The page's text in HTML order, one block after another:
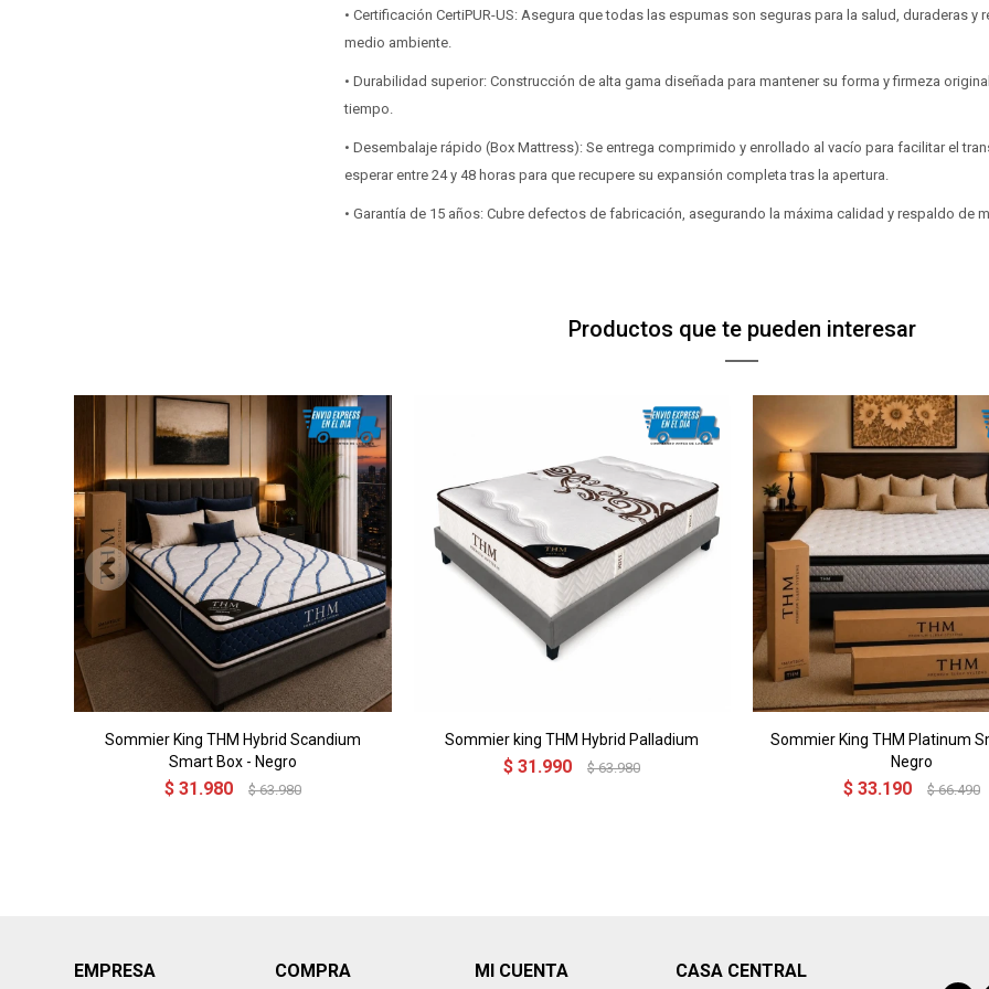
• Certificación CertiPUR-US: Asegura que todas las espumas son seguras para la salud, duraderas y
medio ambiente.
• Durabilidad superior: Construcción de alta gama diseñada para mantener su forma y firmeza
tiempo.
• Desembalaje rápido (Box Mattress): Se entrega comprimido y enrollado al vacío para facilitar el
esperar entre 24 y 48 horas para que recupere su expansión completa tras la apertura.
• Garantía de 15 años: Cubre defectos de fabricación, asegurando la máxima calidad y respaldo de
Productos que te pueden interesar
Sommier King THM Hybrid Scandium
Smart Box - Negro
$ 31.980 $ 63.980
Sommier king THM Hybrid Palladium
$ 31.990 $ 63.980
Sommier King THM Platinum
Negro
$ 33.190 $ 66.490
EMPRESA COMPRA MI CUENTA CASA CENTRAL